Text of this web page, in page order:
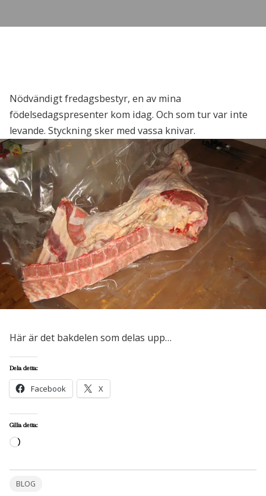
Nödvändigt fredagsbestyr, en av mina
födelsedagspresenter kom idag. Och som tur var inte
levande. Styckning sker med vassa knivar.
Här är det bakdelen som delas upp…
Dela detta:
Facebook X
Gilla detta:
Laddar
BLOG